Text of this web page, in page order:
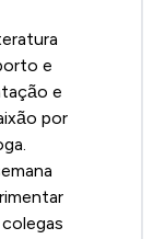
e
e
por